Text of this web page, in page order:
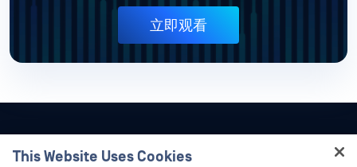
立即观看
This Website Uses Cookies